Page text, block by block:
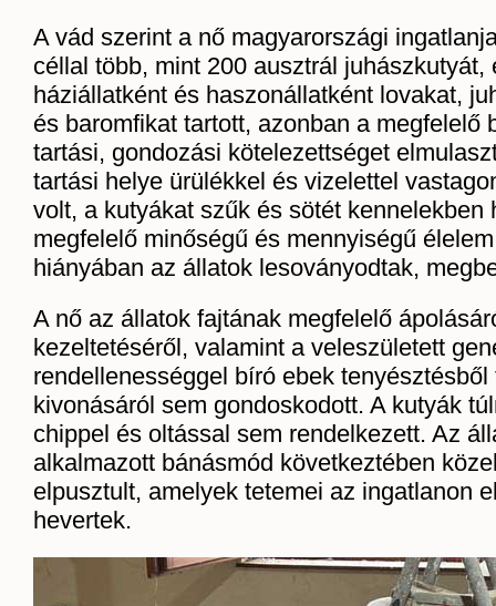
A vád szerint a nő magyarországi
céllal több, mint 200 ausztrál juhászkutyát,
háziállatként és haszonállatként lovakat,
és baromfikat tartott, azonban a megfelelő
tartási, gondozási kötelezettséget
tartási helye ürülékkel és vizelettel
volt, a kutyákat szűk és sötét kennelekben
megfelelő minőségű és mennyiségű
hiányában az állatok lesoványodtak,
A nő az állatok fajtának megfelelő
kezeltetéséről, valamint a veleszületett
rendellenességgel bíró ebek tenyésztésből
kivonásáról sem gondoskodott. A kutyák
chippel és oltással sem rendelkezett. Az
alkalmazott bánásmód következtében
elpusztult, amelyek tetemei az ingatlanon
hevertek.